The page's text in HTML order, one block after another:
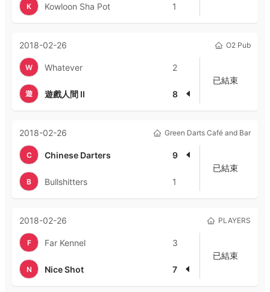
K Kowloon Sha Pot 1
2018-02-26 O2 Pub
W Whatever 2
遊 遊戲人間 II 8
已結束
2018-02-26 Green Darts Café and Bar
C Chinese Darters 9
B Bullshitters 1
已結束
2018-02-26 PLAYERS
F Far Kennel 3
N Nice Shot 7
已結束